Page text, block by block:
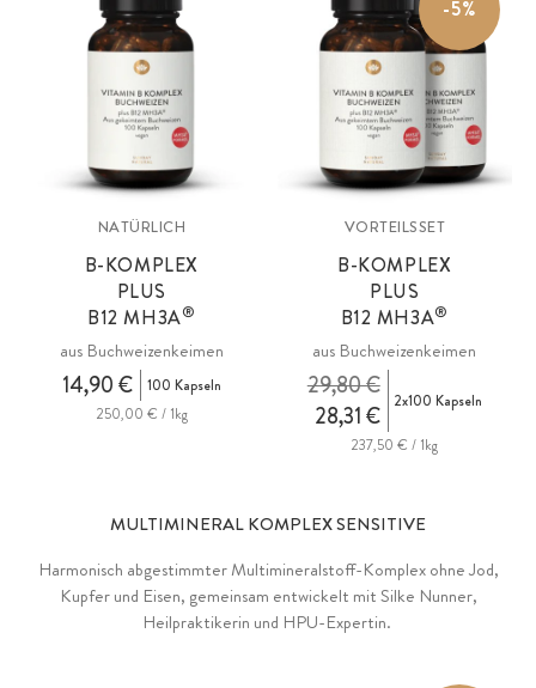
NATÜRLICH
B-KOMPLEX
PLUS
B12MH3A®
aus Buchweizenkeimen
14,90 €
100 Kapseln
250,00 € / 1kg
-5%
VORTEILSSET
B-KOMPLEX
PLUS
B12 MH3A®
aus Buchweizenkeimen
28,31 €
29,80 € 2x100 Kapseln
237,50 € / 1kg
MULTIMINERAL KOMPLEX SENSITIVE
Harmonisch abgestimmter Multimineralstoff-Komplex ohne Jod,
Kupfer und Eisen, gemeinsam entwickelt mit Silke Nunner,
Heilpraktikerin und HPU-Expertin.